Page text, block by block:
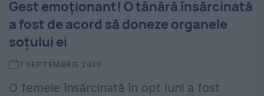
Gest emoționant! O tânără însărcinată
a fost de acord să doneze organele
soțului ei
7 SEPTEMBRIE 2019
O femeie însărcinată în opt luni a fost